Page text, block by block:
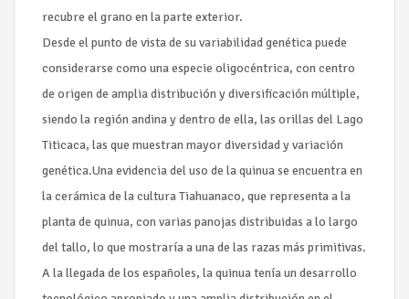
recubre el grano en la parte exterior.
Desde el punto de vista de su variabilidad genética puede
considerarse como una especie oligocéntrica, con centro
de origen de amplia distribución y diversificación múltiple,
siendo la región andina y dentro de ella, las orillas del Lago
Titicaca, las que muestran mayor diversidad y variación
genética.Una evidencia del uso de la quinua se encuentra en
la cerámica de la cultura Tiahuanaco, que representa a la
planta de quinua, con varias panojas distribuidas a lo largo
del tallo, lo que mostraría a una de las razas más primitivas.
A la llegada de los españoles, la quinua tenía un desarrollo